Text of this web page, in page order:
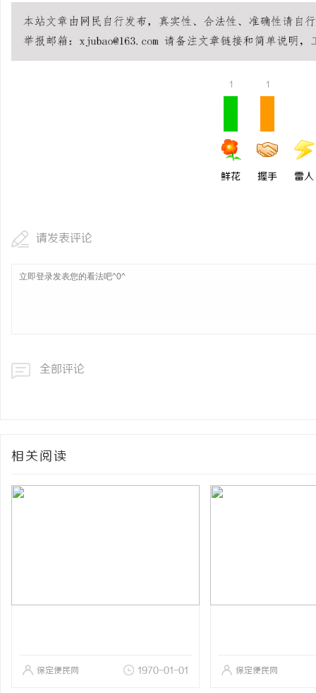
1
鲜花
1
握手 雷人
请发表评论
全部评论
相关阅读
保定便民网 1970-01-01 保定便民网
贝净 AC 国际医疗实验
全解析